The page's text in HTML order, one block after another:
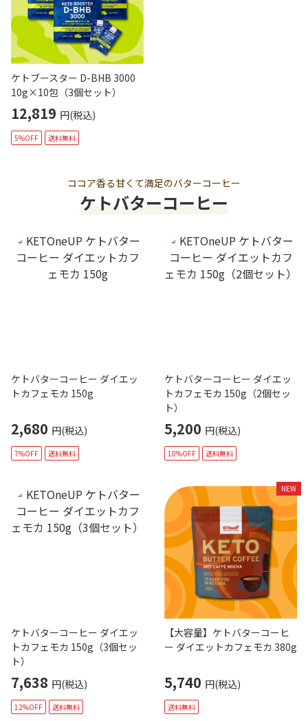
ケトブースター D-BHB 3000
10g×10包（3個セット）
12,819 円(税込)
5%OFF 送料無料
ココア香る甘くて満足のバターコーヒー
ケトバターコーヒー
ケトバターコーヒー ダイエッ
トカフェモカ 150g
2,680 円(税込)
7%OFF 送料無料
ケトバターコーヒー ダイエッ
トカフェモカ 150g（2個セッ
ト）
5,200 円(税込)
10%OFF 送料無料
ケトバターコーヒー ダイエッ
トカフェモカ 150g（3個セッ
ト）
7,638 円(税込)
12%OFF 送料無料
NEW
【大容量】ケトバターコーヒ
ー ダイエットカフェモカ 380g
5,740 円(税込)
送料無料